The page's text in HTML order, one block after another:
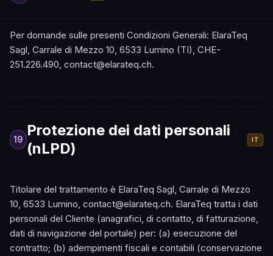
Per domande sulle presenti Condizioni Generali: ElaraTeq
Sagl, Carrale di Mezzo 10, 6533 Lumino (TI), CHE-
251.226.490, contact@elarateq.ch.
19
Protezione dei dati personali
(nLPD)
IT
Titolare del trattamento è ElaraTeq Sagl, Carrale di Mezzo
10, 6533 Lumino, contact@elarateq.ch. ElaraTeq tratta i dati
personali del Cliente (anagrafici, di contatto, di fatturazione,
dati di navigazione del portale) per: (a) esecuzione del
contratto; (b) adempimenti fiscali e contabili (conservazione